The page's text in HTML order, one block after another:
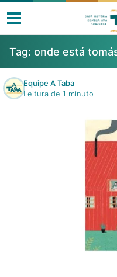
Livros
Clube de Leitores
Tag: onde está
Equipe A Taba
Leitura de 1 minuto